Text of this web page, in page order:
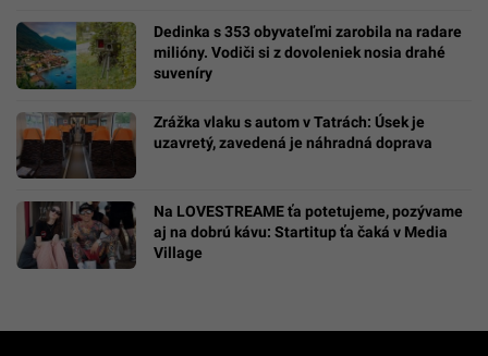
Dedinka s 353 obyvateľmi zarobila na radare
milióny. Vodiči si z dovoleniek nosia drahé
suveníry
Zrážka vlaku s autom v Tatrách: Úsek je
uzavretý, zavedená je náhradná doprava
Na LOVESTREAME ťa potetujeme, pozývame
aj na dobrú kávu: Startitup ťa čaká v Media
Village